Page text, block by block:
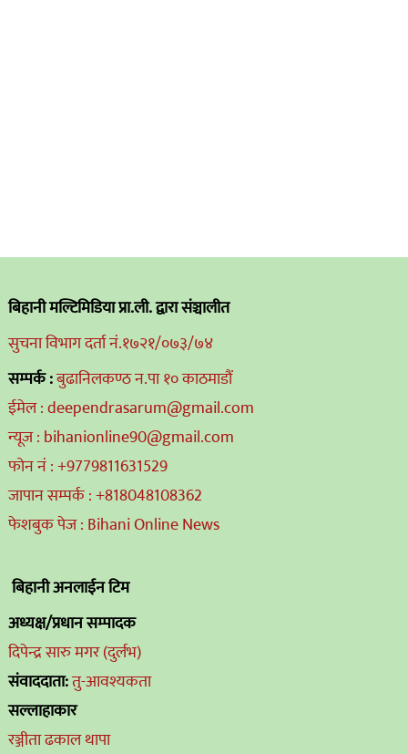
बिहानी मल्टिमिडिया प्रा.ली. द्वारा संञ्चालीत
सुचना विभाग दर्ता नं.१७२१/०७३/७४
सम्पर्क :बुढानिलकण्ठ न.पा १० काठमाडौं
ईमेल : deependrasarum@gmail.com
न्यूज : bihanionline90@gmail.com
फोन नं : +9779811631529
जापान सम्पर्क : +818048108362
फेशबुक पेज : Bihani Online News
बिहानी अनलाईन टिम
अध्यक्ष/प्रधान सम्पादक
दिपेन्द्र सारु मगर (दुर्लभ)
संवाददाता:तु-आवश्यकता
सल्लाहाकार
रञ्जीता ढकाल थापा